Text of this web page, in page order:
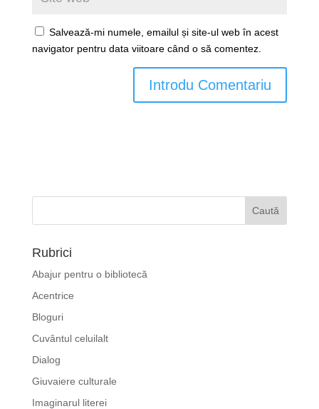
Salvează-mi numele, emailul și site-ul web în acest
navigator pentru data viitoare când o să comentez.
Rubrici
Abajur pentru o bibliotecă
Acentrice
Bloguri
Cuvântul celuilalt
Dialog
Giuvaiere culturale
Imaginarul literei